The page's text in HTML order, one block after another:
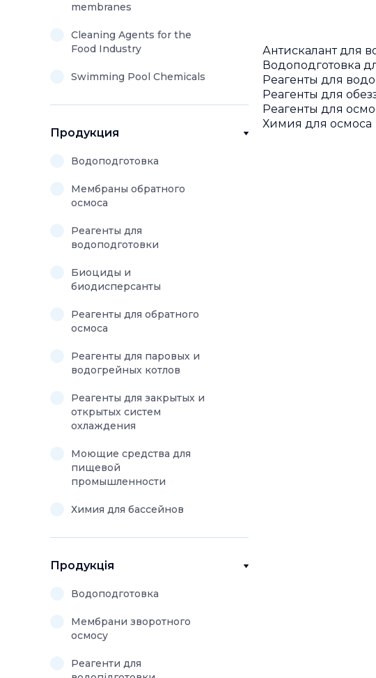
Cleaning Agents for the
Food Industry
membranes
Swimming Pool Chemicals
Продукция
Водоподготовка
Мембраны обратного
осмоса
Моющие средства для
пищевой
промышленности
Реагенты для
водоподготовки
Биоциды и
биодисперсанты
Реагенты для обратного
осмоса
Реагенты для паровых и
водогрейных котлов
Реагенты для закрытых и
открытых систем
охлаждения
Химия для бассейнов
Продукція
Водоподготовка
Мембрани зворотного
осмосу
Реагенти для
Антискалант для
Водоподготовка
Реагенты для
Реагенты для
Реагенты для
Химия для осмоса